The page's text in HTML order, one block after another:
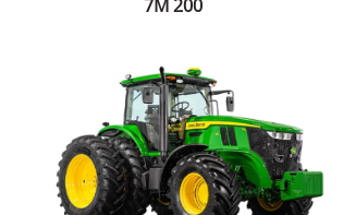
Versões Série 7M
7M 200